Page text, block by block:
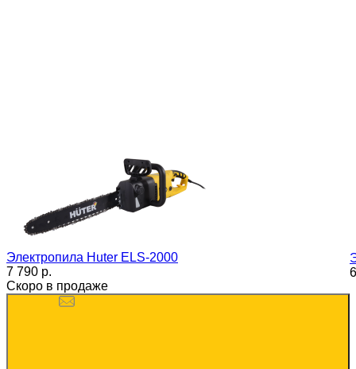
Электропила Huter ELS-2000
7 790 p.
Скоро в продаже